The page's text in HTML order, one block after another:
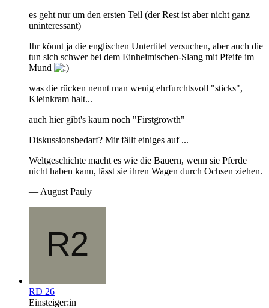
es geht nur um den ersten Teil (der Rest ist aber nicht ganz
uninteressant)
Ihr könnt ja die englischen Untertitel versuchen, aber auch die
tun sich schwer bei dem Einheimischen-Slang mit Pfeife im
Mund
was die rücken nennt man wenig ehrfurchtsvoll "sticks",
Kleinkram halt...
auch hier gibt's kaum noch "Firstgrowth"
Diskussionsbedarf? Mir fällt einiges auf ...
Weltgeschichte macht es wie die Bauern, wenn sie Pferde
nicht haben kann, lässt sie ihren Wagen durch Ochsen ziehen.
— August Pauly
RD 26
Einsteiger:in